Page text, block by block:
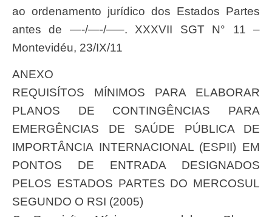
ao ordenamento jurídico dos Estados Partes
antes de —-/—-/—–. XXXVII SGT N° 11 –
Montevidéu, 23/IX/11
ANEXO
REQUISÍTOS MÍNIMOS PARA ELABORAR
PLANOS DE CONTINGÊNCIAS PARA
EMERGÊNCIAS DE SAÚDE PÚBLICA DE
IMPORTÂNCIA INTERNACIONAL (ESPII) EM
PONTOS DE ENTRADA DESIGNADOS
PELOS ESTADOS PARTES DO MERCOSUL
SEGUNDO O RSI (2005)